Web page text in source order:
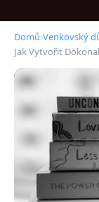
Domů›Venkovský
Jak Vytvořit